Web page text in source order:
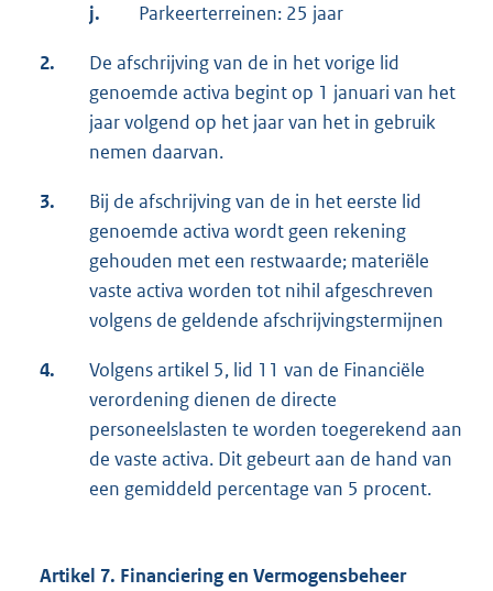
j. Parkeerterreinen: 25 jaar
2.
De afschrijving van de in het vorige lid
genoemde activa begint op 1 januari van het
jaar volgend op het jaar van het in gebruik
nemen daarvan.
3.
Bij de afschrijving van de in het eerste lid
genoemde activa wordt geen rekening
gehouden met een restwaarde; materiële
vaste activa worden tot nihil afgeschreven
volgens de geldende afschrijvingstermijnen
4.
Volgens artikel 5, lid 11 van de Financiële
verordening dienen de directe
personeelslasten te worden toegerekend aan
de vaste activa. Dit gebeurt aan de hand van
een gemiddeld percentage van 5 procent.
Artikel 7. Financiering en Vermogensbeheer